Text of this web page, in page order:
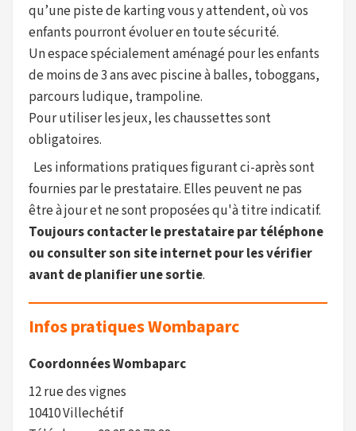
qu’une piste de karting vous y attendent, où vos
enfants pourront évoluer en toute sécurité.
Un espace spécialement aménagé pour les enfants
de moins de 3 ans avec piscine à balles, toboggans,
parcours ludique, trampoline.
Pour utiliser les jeux, les chaussettes sont
obligatoires.
Les informations pratiques figurant ci-après sont
fournies par le prestataire. Elles peuvent ne pas
être à jour et ne sont proposées qu'à titre indicatif.
Toujours contacter le prestataire par téléphone
ou consulter son site internet pour les vérifier
avant de planifier une sortie.
Infos pratiques Wombaparc
Coordonnées Wombaparc
12 rue des vignes
10410 Villechétif